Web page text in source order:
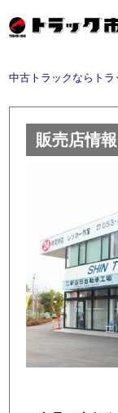
中古トラックならトラ
販売店情報